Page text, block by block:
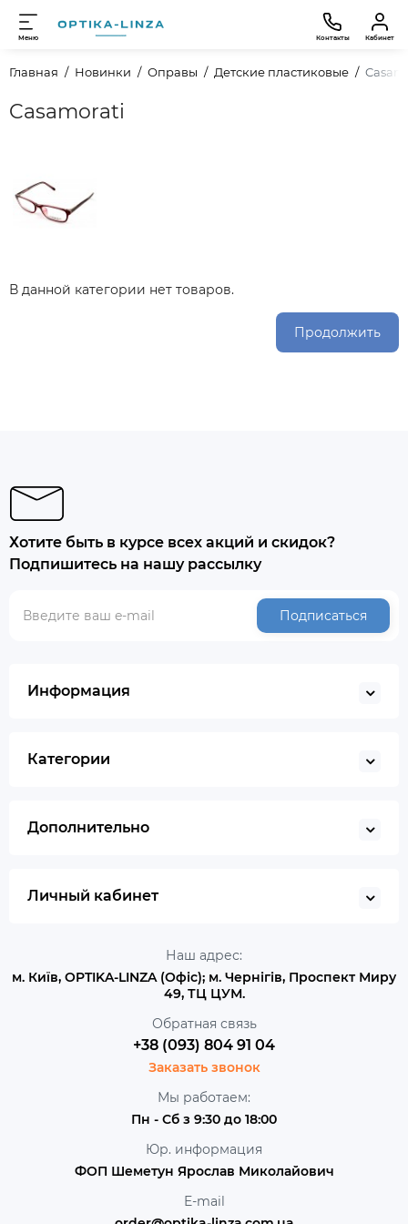
Меню Контакты Кабинет
Главная Новинки Оправы Детские пластиковые
Casamorati
В данной категории нет товаров.
Продолжить
Хотите быть в курсе всех акций и скидок?
Подпишитесь на нашу рассылку
Подписаться
Информация
Категории
Дополнительно
Личный кабинет
Наш адрес:
м. Київ, OPTIKA-LINZA (Офіс); м. Чернігів, Проспект Миру
49, ТЦ ЦУМ.
Обратная связь
+38 (093) 804 91 04
Заказать звонок
Мы работаем:
Пн - Сб з 9:30 до 18:00
Юр. информация
ФОП Шеметун Ярослав Миколайович
E-mail